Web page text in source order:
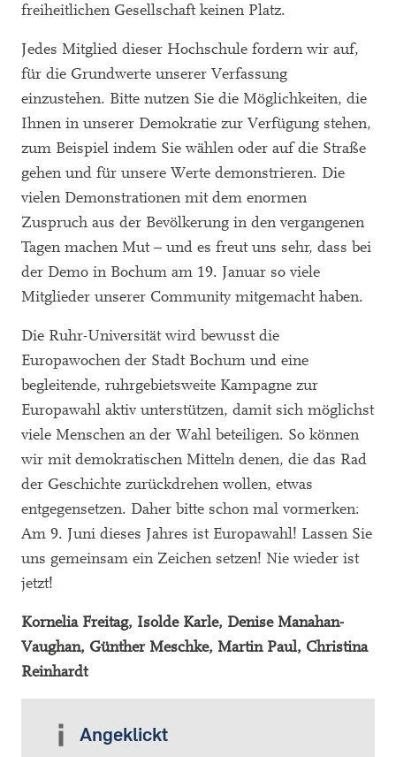
freiheitlichen Gesellschaft keinen Platz.
Jedes Mitglied dieser Hochschule fordern wir auf,
für die Grundwerte unserer Verfassung
einzustehen. Bitte nutzen Sie die Möglichkeiten, die
Ihnen in unserer Demokratie zur Verfügung stehen,
zum Beispiel indem Sie wählen oder auf die Straße
gehen und für unsere Werte demonstrieren. Die
vielen Demonstrationen mit dem enormen
Zuspruch aus der Bevölkerung in den vergangenen
Tagen machen Mut – und es freut uns sehr, dass bei
der Demo in Bochum am 19. Januar so viele
Mitglieder unserer Community mitgemacht haben.
Die Ruhr-Universität wird bewusst die
Europawochen der Stadt Bochum und eine
begleitende, ruhrgebietsweite Kampagne zur
Europawahl aktiv unterstützen, damit sich möglichst
viele Menschen an der Wahl beteiligen. So können
wir mit demokratischen Mitteln denen, die das Rad
der Geschichte zurückdrehen wollen, etwas
entgegensetzen. Daher bitte schon mal vormerken:
Am 9. Juni dieses Jahres ist Europawahl! Lassen Sie
uns gemeinsam ein Zeichen setzen! Nie wieder ist
jetzt!
Kornelia Freitag, Isolde Karle, Denise Manahan-
Vaughan, Günther Meschke, Martin Paul, Christina
Reinhardt
Angeklickt